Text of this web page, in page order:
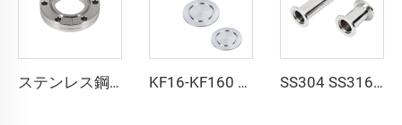
ステンレス鋼 CF ボアド・ブランクフランジ CF16-CF250 高真空継手 1/2"-10" SS304 SS316L 無菌接続 サイズ穴／メトリックネジ／UNCネジ フランジ KF16-KF160 NW16-50 ステンレス鋼 SS304 SS316L アルミニウム PTFE 真空フランジ用ブラインドフランジ 高品質なブランク継手 SS304 SS316L ステンレス鋼 KF16/KF25/KF40/KF50 フルニップル 高品質 L=40/60/80/100mm 真空パイプ継手 サイズカスタマイズ可能 フランジ NW25/40